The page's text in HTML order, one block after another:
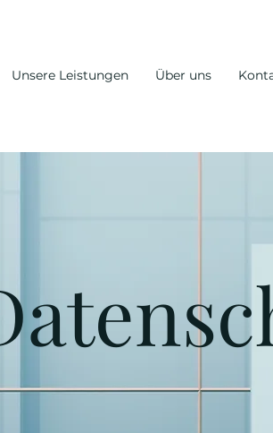
Unsere Leistungen Über uns